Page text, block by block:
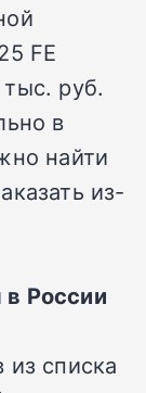
FE
руб.
в
найти
из-
России
списка